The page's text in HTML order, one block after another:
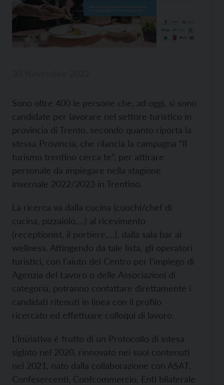
Sono oltre 400 le persone che, ad oggi, si sono
candidate per lavorare nel settore turistico in
provincia di Trento, secondo quanto riporta la
stessa Provincia, che rilancia la campagna “Il
turismo trentino cerca te”, per attirare
personale da impiegare nella stagione
invernale 2022/2023 in Trentino.
La ricerca va dalla cucina (cuochi/chef di
cucina, pizzaiolo,…) al ricevimento
(receptionist, il portiere,…), dalla sala bar al
wellness. Attingendo da tale lista, gli operatori
turistici, con l’aiuto del Centro per l’impiego di
Agenzia del Lavoro o delle Associazioni di
categoria, potranno contattare direttamente i
candidati ritenuti in linea con il profilo
ricercato ed effettuare colloqui di lavoro.
L’iniziativa è frutto di un Protocollo di intesa
siglato nel 2020, rinnovato nei suoi contenuti
nel 2021, nato dalla collaborazione con ASAT,
Confesercenti, Confcommercio, Enti bilaterale